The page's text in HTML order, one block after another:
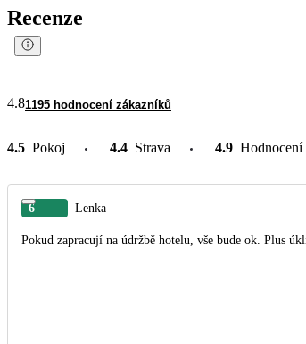
Recenze
4.81195 hodnocení zákazníků
4.5 Pokoj 4.4 Strava 4.9 Hodnocení
6 Lenka
Pokud zapracují na údržbě hotelu, vše bude ok. Plus